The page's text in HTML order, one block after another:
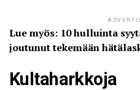
Lue myös: 10 hulluinta
joutunut tekemään
Kultaharkkoja